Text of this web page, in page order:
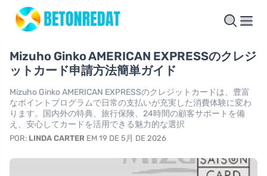
Mizuho Ginko AMERICAN EXPRESSのクレジ
ットカード申請方法簡単ガイド
Mizuho Ginko AMERICAN EXPRESSのクレジットカードは、豊富
なポイントプログラムで日常の支払いが充実した消費体験に変わ
ります。国内外の特典、旅行保険、24時間の顧客サポートを備
え、安心してカードを活用できる魅力的な選択
POR: LINDA CARTER EM 19 DE 5月 DE 2026